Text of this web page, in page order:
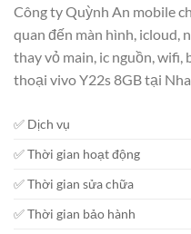
Công ty Quỳnh An mobile
quan đến màn hình, icloud,
thay vỏ main, ic nguồn,
thoại vivo Y22s 8GB tại
✅ Dịch vụ
✅ Thời gian hoạt động
✅ Thời gian sửa chữa
✅ Thời gian bảo hành